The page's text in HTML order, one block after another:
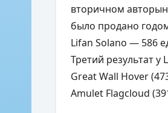
вторичном
было продано
Lifan Solano — 586
Третий результат
Great Wall Hover
Amulet Flagcloud